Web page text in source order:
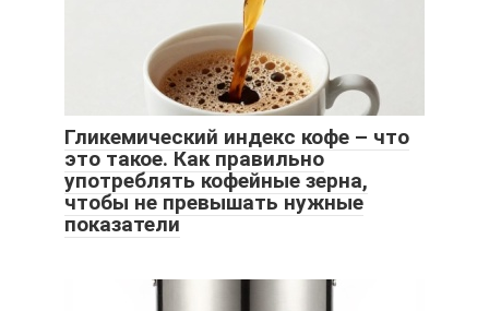
Гликемический индекс кофе – что
это такое. Как правильно
употреблять кофейные зерна,
чтобы не превышать нужные
показатели